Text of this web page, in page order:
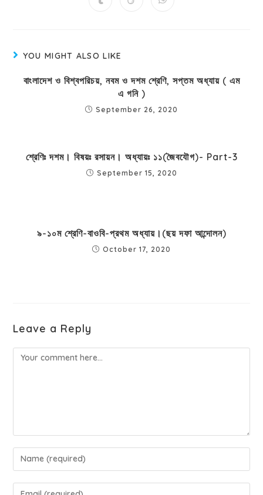
YOU MIGHT ALSO LIKE
বাংলাদেশ ও বিশ্বপরিচয়, নবম ও দশম শ্রেণি, সপ্তম অধ্যায় ( এম
এ গনি )
September 26, 2020
শ্রেণিঃ দশম। বিষয়ঃ রসায়ন। অধ্যায়ঃ ১১(জৈবযৌগ)- Part-3
September 15, 2020
৯-১০ম শ্রেণি-বাওবি-প্রথম অধ্যায়।(ছয় দফা আন্দোলন)
October 17, 2020
Leave a Reply